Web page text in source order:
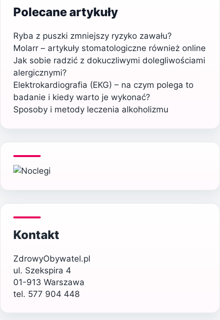
Polecane artykuły
Ryba z puszki zmniejszy ryzyko zawału?
Molarr – artykuły stomatologiczne również online
Jak sobie radzić z dokuczliwymi dolegliwościami
alergicznymi?
Elektrokardiografia (EKG) – na czym polega to
badanie i kiedy warto je wykonać?
Sposoby i metody leczenia alkoholizmu
Kontakt
ZdrowyObywatel.pl
ul. Szekspira 4
01-913 Warszawa
tel. 577 904 448